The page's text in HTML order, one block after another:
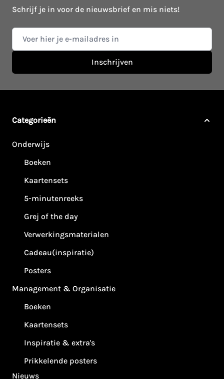
Schrijf je in voor de nieuwsbrief en mis niets!
E-mail adres
Inschrijven
Categorieën
Onderwijs
Boeken
Kaartensets
5-minutenreeks
Grej of the day
Verwerkingsmaterialen
Cadeau(inspiratie)
Posters
Management & Organisatie
Boeken
Kaartensets
Inspiratie & extra's
Prikkelende posters
Nieuws